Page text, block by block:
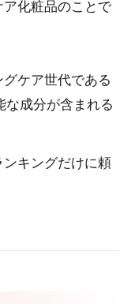
化粧品のことで
ケア世代である
な成分が含まれる
キングだけに頼